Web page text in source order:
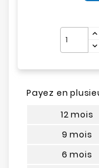
Payez en
12 mois
9 mois
6 mois